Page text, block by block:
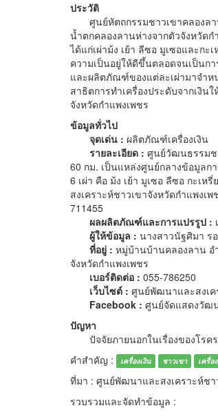
ประวัติ
ศูนย์หัตถกรรมชาวเขาคลองลา
น้ำตกคลองลานห่างจากตัวจังหวัด
ได้แก่เผ่าม้ง เย้า ลีซอ มูเซอและก
ความเป็นอยู่ให้ดีขึ้นตลอดจนเป็นก
และผลิตภัณฑ์ของแต่ละเผ่ามาจำหน่
สาธิตการทำเครื่องประดับจากเงิ
จังหวัดกำแพงเพชร
ข้อมูลทั่วไป
จุดเด่น : ผลิตภัณฑ์เครื่องเงิน
รายละเอียด : ศูนย์วัฒนธรรมช
60 กม. เป็นแหล่งศูนย์กลางข้อมูล
6 เผ่า คือ ม้ง เย้า มูเซอ ลีซอ กะเ
สงเคราะห์ชาวเขาจังหวัดกำแพงเ
711455
ผลผลิตภัณฑ์และการแปรรูป :
ผู้ให้ข้อมูล : นางสาวนัฐศิมา ร
ที่อยู่ : หมู่บ้านบ้านคลองลาน อ
จังหวัดกำแพงเพชร
เบอร์ติดต่อ : 055-786250
เว็บไซต์ : ศูนย์พัฒนาและสงเค
Facebook : ศูนย์จัดแสดงวัฒ
ปัญหา
ปัจจัยภายนอกในเรื่องของโรค
คำสำคัญ :
เครื่องเงิน ชาวเขา เครื่อ
ที่มา : ศูนย์พัฒนาและสงเคราะห์ชา
รวบรวมและจัดทำข้อมูล :